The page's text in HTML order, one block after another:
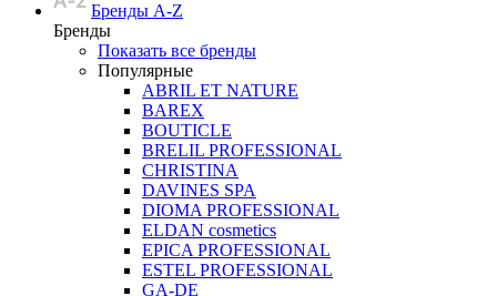
Бренды A-Z
Бренды
Показать все бренды
Популярные
ABRIL ET NATURE
BAREX
BOUTICLE
BRELIL PROFESSIONAL
CHRISTINA
DAVINES SPA
DIOMA PROFESSIONAL
ELDAN cosmetics
EPICA PROFESSIONAL
ESTEL PROFESSIONAL
GA-DE